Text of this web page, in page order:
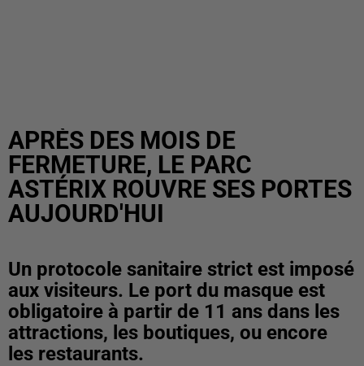
APRÈS DES MOIS DE
FERMETURE, LE PARC
ASTÉRIX ROUVRE SES PORTES
AUJOURD'HUI
Un protocole sanitaire strict est imposé
aux visiteurs. Le port du masque est
obligatoire à partir de 11 ans dans les
attractions, les boutiques, ou encore
les restaurants.